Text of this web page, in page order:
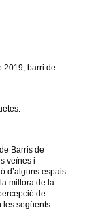
2019, barri de
Barris de
veïnes i
d’alguns espais
millora de la
de
les següents